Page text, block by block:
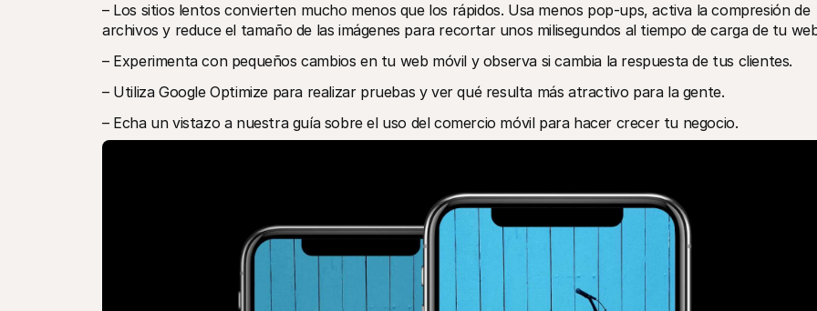
– Los sitios lentos convierten mucho menos que los rápidos. Usa menos pop-ups, activa la compresión de
archivos y reduce el tamaño de las imágenes para recortar unos milisegundos al tiempo de carga de tu
– Experimenta con pequeños cambios en tu web móvil y observa si cambia la respuesta de tus clientes.
– Utiliza Google Optimize para realizar pruebas y ver qué resulta más atractivo para la gente.
– Echa un vistazo a nuestra guía sobre el uso del comercio móvil para hacer crecer tu negocio.